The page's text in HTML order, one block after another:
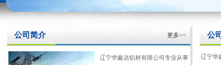
公司简介 更多>>
辽宁华鑫达铝材有限公司专业从事
公
·辽宁华